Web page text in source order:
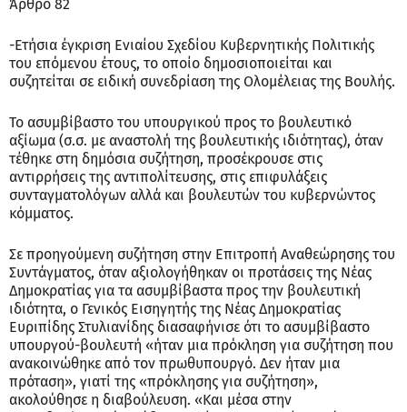
Άρθρο 82
-Ετήσια έγκριση Ενιαίου Σχεδίου Κυβερνητικής Πολιτικής
του επόμενου έτους, το οποίο δημοσιοποιείται και
συζητείται σε ειδική συνεδρίαση της Ολομέλειας της Βουλής.
Το ασυμβίβαστο του υπουργικού προς το βουλευτικό
αξίωμα (σ.σ. με αναστολή της βουλευτικής ιδιότητας), όταν
τέθηκε στη δημόσια συζήτηση, προσέκρουσε στις
αντιρρήσεις της αντιπολίτευσης, στις επιφυλάξεις
συνταγματολόγων αλλά και βουλευτών του κυβερνώντος
κόμματος.
Σε προηγούμενη συζήτηση στην Επιτροπή Αναθεώρησης του
Συντάγματος, όταν αξιολογήθηκαν οι προτάσεις της Νέας
Δημοκρατίας για τα ασυμβίβαστα προς την βουλευτική
ιδιότητα, ο Γενικός Εισηγητής της Νέας Δημοκρατίας
Ευριπίδης Στυλιανίδης διασαφήνισε ότι το ασυμβίβαστο
υπουργού-βουλευτή «ήταν μια πρόκληση για συζήτηση που
ανακοινώθηκε από τον πρωθυπουργό. Δεν ήταν μια
πρόταση», γιατί της «πρόκλησης για συζήτηση»,
ακολούθησε η διαβούλευση. «Και μέσα στην